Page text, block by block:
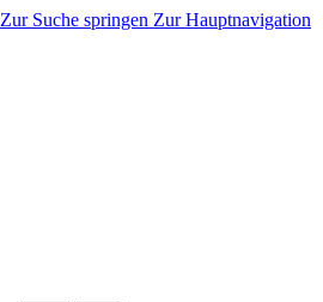
Zur Suche springen Zur Hauptnavigation